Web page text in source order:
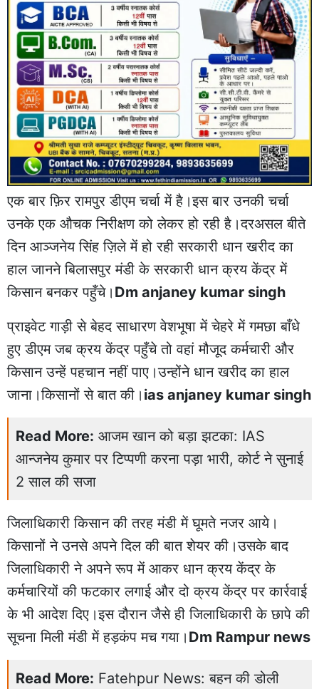
एक बार फ़िर रामपुर डीएम चर्चा में है।इस बार उनकी चर्चा
उनके एक औचक निरीक्षण को लेकर हो रही है।दरअसल बीते
दिन आञ्जनेय सिंह ज़िले में हो रही सरकारी धान खरीद का
हाल जानने बिलासपुर मंडी के सरकारी धान क्रय केंद्र में
किसान बनकर पहुँचे। Dm anjaney kumar singh
प्राइवेट गाड़ी से बेहद साधारण वेशभूषा में चेहरे में गमछा बाँधे
हुए डीएम जब क्रय केंद्र पहुँचे तो वहां मौजूद कर्मचारी और
किसान उन्हें पहचान नहीं पाए।उन्होंने धान खरीद का हाल
जाना।किसानों से बात की। ias anjaney kumar singh
Read More: आजम खान को बड़ा झटका: IAS
आन्जनेय कुमार पर टिप्पणी करना पड़ा भारी, कोर्ट ने सुनाई
2 साल की सजा
जिलाधिकारी किसान की तरह मंडी में घूमते नजर आये।
किसानों ने उनसे अपने दिल की बात शेयर की।उसके बाद
जिलाधिकारी ने अपने रूप में आकर धान क्रय केंद्र के
कर्मचारियों की फटकार लगाई और दो क्रय केंद्र पर कार्रवाई
के भी आदेश दिए।इस दौरान जैसे ही जिलाधिकारी के छापे की
सूचना मिली मंडी में हड़कंप मच गया। Dm Rampur news
Read More: Fatehpur News: बहन की डोली